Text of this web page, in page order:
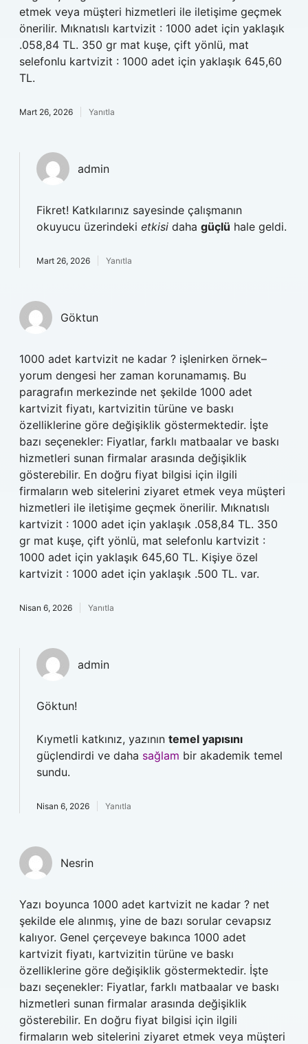
etmek veya müşteri hizmetleri ile iletişime geçmek
önerilir. Mıknatıslı kartvizit : 1000 adet için yaklaşık
.058,84 TL. 350 gr mat kuşe, çift yönlü, mat
selefonlu kartvizit : 1000 adet için yaklaşık 645,60
TL.
Mart 26, 2026 Yanıtla
admin
Fikret! Katkılarınız sayesinde çalışmanın
okuyucu üzerindeki etkisi daha güçlü hale geldi.
Mart 26, 2026 Yanıtla
Göktun
1000 adet kartvizit ne kadar ? işlenirken örnek–
yorum dengesi her zaman korunamamış. Bu
paragrafın merkezinde net şekilde 1000 adet
kartvizit fiyatı, kartvizitin türüne ve baskı
özelliklerine göre değişiklik göstermektedir. İşte
bazı seçenekler: Fiyatlar, farklı matbaalar ve baskı
hizmetleri sunan firmalar arasında değişiklik
gösterebilir. En doğru fiyat bilgisi için ilgili
firmaların web sitelerini ziyaret etmek veya müşteri
hizmetleri ile iletişime geçmek önerilir. Mıknatıslı
kartvizit : 1000 adet için yaklaşık .058,84 TL. 350
gr mat kuşe, çift yönlü, mat selefonlu kartvizit :
1000 adet için yaklaşık 645,60 TL. Kişiye özel
kartvizit : 1000 adet için yaklaşık .500 TL. var.
Nisan 6, 2026 Yanıtla
admin
Göktun!
Kıymetli katkınız, yazının temel yapısını
güçlendirdi ve daha sağlam bir akademik temel
sundu.
Nisan 6, 2026 Yanıtla
Nesrin
Yazı boyunca 1000 adet kartvizit ne kadar ? net
şekilde ele alınmış, yine de bazı sorular cevapsız
kalıyor. Genel çerçeveye bakınca 1000 adet
kartvizit fiyatı, kartvizitin türüne ve baskı
özelliklerine göre değişiklik göstermektedir. İşte
bazı seçenekler: Fiyatlar, farklı matbaalar ve baskı
hizmetleri sunan firmalar arasında değişiklik
gösterebilir. En doğru fiyat bilgisi için ilgili
firmaların web sitelerini ziyaret etmek veya müşteri